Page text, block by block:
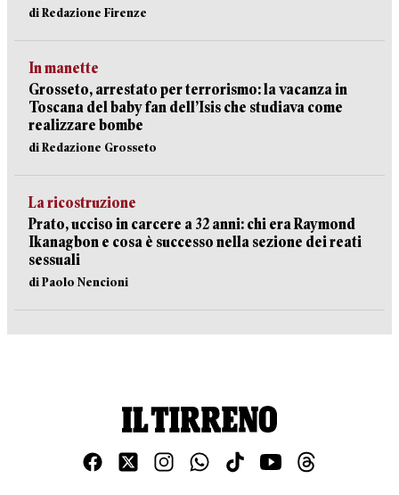
di Redazione Firenze
In manette
Grosseto, arrestato per terrorismo: la vacanza in
Toscana del baby fan dell’Isis che studiava come
realizzare bombe
di Redazione Grosseto
La ricostruzione
Prato, ucciso in carcere a 32 anni: chi era Raymond
Ikanagbon e cosa è successo nella sezione dei reati
sessuali
di Paolo Nencioni